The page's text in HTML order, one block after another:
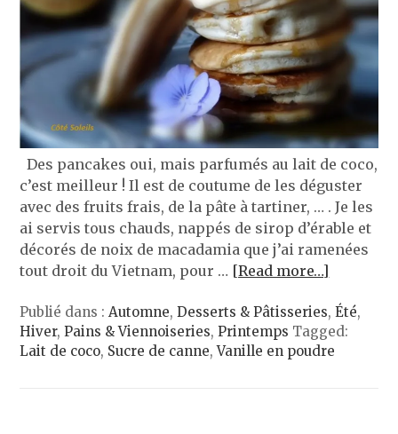
Des pancakes oui, mais parfumés au lait de coco,
c’est meilleur ! Il est de coutume de les déguster
avec des fruits frais, de la pâte à tartiner, … . Je les
ai servis tous chauds, nappés de sirop d’érable et
décorés de noix de macadamia que j’ai ramenées
tout droit du Vietnam, pour … [Read more…]
Publié dans :Automne,Desserts & Pâtisseries,Été,
Hiver,Pains & Viennoiseries,Printemps Tagged:
Lait de coco, Sucre de canne,Vanille en poudre